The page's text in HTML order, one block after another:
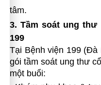
tâm.
3. Tầm soát ung
199
Tại Bệnh viện 199 (Đà
gói tầm soát ung thư
một buổi: